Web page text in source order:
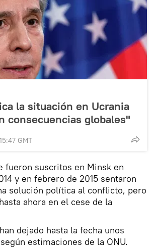
la situación en Ucrania
consecuencias globales"
GMT
fueron suscritos en Minsk en
y en febrero de 2015 sentaron
solución política al conflicto, pero
ahora en el cese de la
dejado hasta la fecha unos
estimaciones de la ONU.